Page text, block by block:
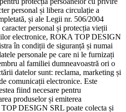
personal și libera circulație a
și ale Legii nr. 506/2004
personal și protecția vieții
electronice, ROKA TOP DESIGN
în condiții de siguranță și numai
personale pe care ni le furnizați
al familiei dumneavoastră ori o
datelor sunt: reclama, marketing și
comunicații electronice. Este
fiind necesare pentru
produselor și emiterea
DESIGN SRL poate colecta și